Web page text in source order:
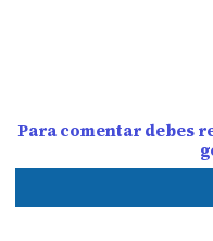
Para comentar debes